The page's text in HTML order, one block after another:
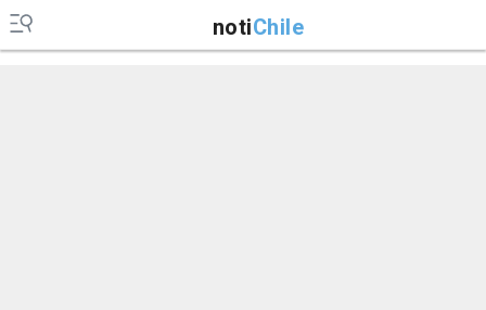
notiChile